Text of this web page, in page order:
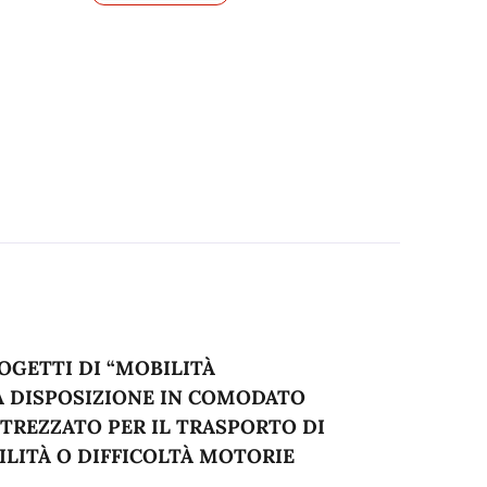
DI “MOBILITÀ
DISPOSIZIONE IN COMODATO
PER IL TRASPORTO DI
O DIFFICOLTÀ MOTORIE